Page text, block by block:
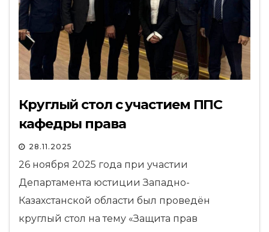
Круглый стол с участием ППС
кафедры права
28.11.2025
26 ноября 2025 года при участии
Департамента юстиции Западно-
Казахстанской области был проведён
круглый стол на тему «Защита прав